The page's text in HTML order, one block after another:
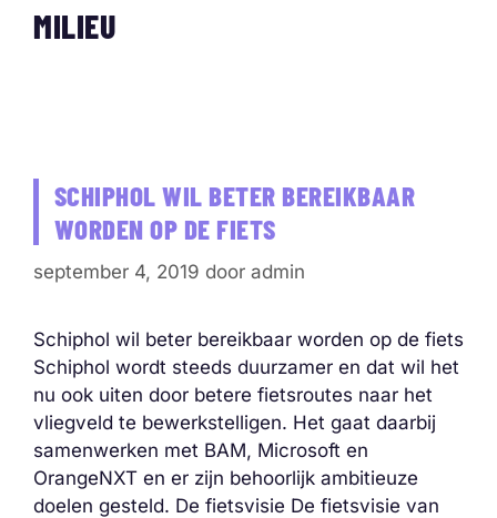
MILIEU
SCHIPHOL WIL BETER BEREIKBAAR
WORDEN OP DE FIETS
september 4, 2019 door admin
Schiphol wil beter bereikbaar worden op de fiets
Schiphol wordt steeds duurzamer en dat wil het
nu ook uiten door betere fietsroutes naar het
vliegveld te bewerkstelligen. Het gaat daarbij
samenwerken met BAM, Microsoft en
OrangeNXT en er zijn behoorlijk ambitieuze
doelen gesteld. De fietsvisie De fietsvisie van